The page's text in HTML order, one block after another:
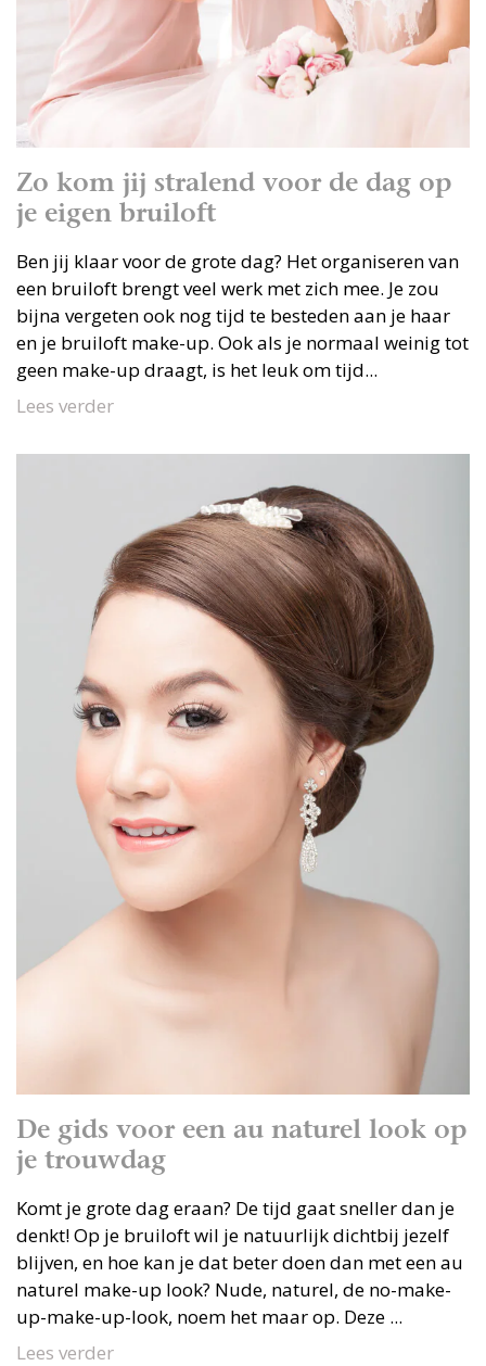
Zo kom jij stralend voor de dag op
je eigen bruiloft
Ben jij klaar voor de grote dag? Het organiseren van
een bruiloft brengt veel werk met zich mee. Je zou
bijna vergeten ook nog tijd te besteden aan je haar
en je bruiloft make-up. Ook als je normaal weinig tot
geen make-up draagt, is het leuk om tijd...
Lees verder
De gids voor een au naturel look op
je trouwdag
Komt je grote dag eraan? De tijd gaat sneller dan je
denkt! Op je bruiloft wil je natuurlijk dichtbij jezelf
blijven, en hoe kan je dat beter doen dan met een au
naturel make-up look? Nude, naturel, de no-make-
up-make-up-look, noem het maar op. Deze ...
Lees verder